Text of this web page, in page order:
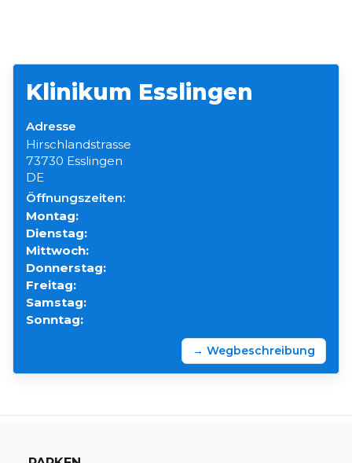
Klinikum Esslingen
Adresse
Hirschlandstrasse
73730 Esslingen
DE
Öffnungszeiten:
Montag:
Dienstag:
Mittwoch:
Donnerstag:
Freitag:
Samstag:
Sonntag:
→ Wegbeschreibung